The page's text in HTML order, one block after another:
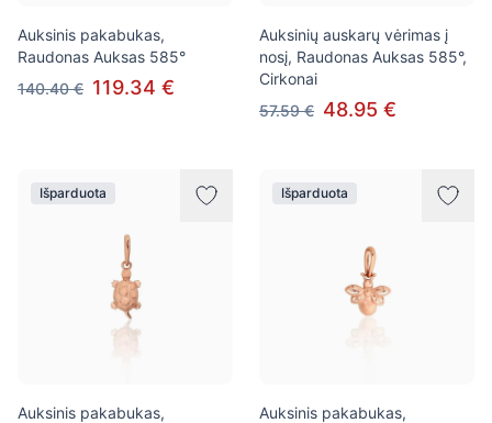
Auksinis pakabukas,
Raudonas Auksas 585°
140.40 € 119.34 €
Auksinių auskarų vėrimas į
nosį, Raudonas Auksas 585°,
Cirkonai
57.59 € 48.95 €
Išparduota
Auksinis pakabukas,
Išparduota
Auksinis pakabukas,